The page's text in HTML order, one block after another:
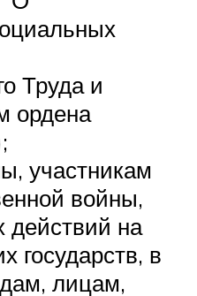
Труда и
ордена
участникам
войны,
действий на
государств, в
лицам,